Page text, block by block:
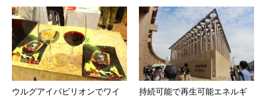
ウルグアイパビリオンでワイ
持続可能で再生可能エネルギ